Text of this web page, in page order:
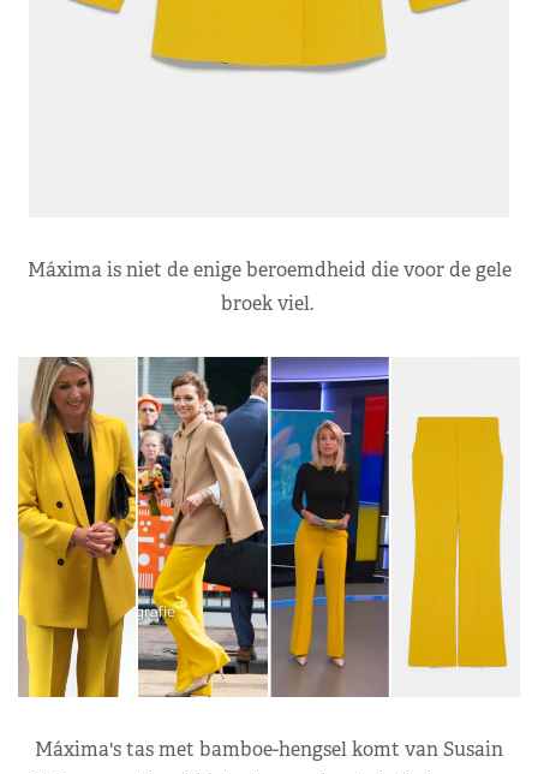
Máxima is niet de enige beroemdheid die voor de gele
broek viel.
Máxima's tas met bamboe-hengsel komt van Susain